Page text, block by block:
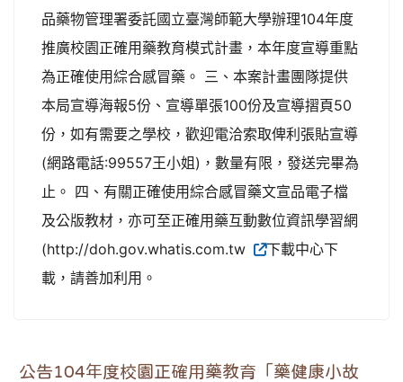
品藥物管理署委託國立臺灣師範大學辦理104年度
推廣校園正確用藥教育模式計畫，本年度宣導重點
為正確使用綜合感冒藥。 三、本案計畫團隊提供
本局宣導海報5份、宣導單張100份及宣導摺頁50
份，如有需要之學校，歡迎電洽索取俾利張貼宣導
(網路電話:99557王小姐)，數量有限，發送完畢為
止。 四、有關正確使用綜合感冒藥文宣品電子檔
及公版教材，亦可至正確用藥互動數位資訊學習網
(http://doh.gov.whatis.com.tw
下載中心下
載，請善加利用。
公告104年度校園正確用藥教育「藥健康小故